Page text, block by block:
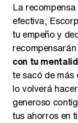
La
efectiva,
tu empeño y
con tu
te sacó de más
lo volverá
generoso
tus ahorros en